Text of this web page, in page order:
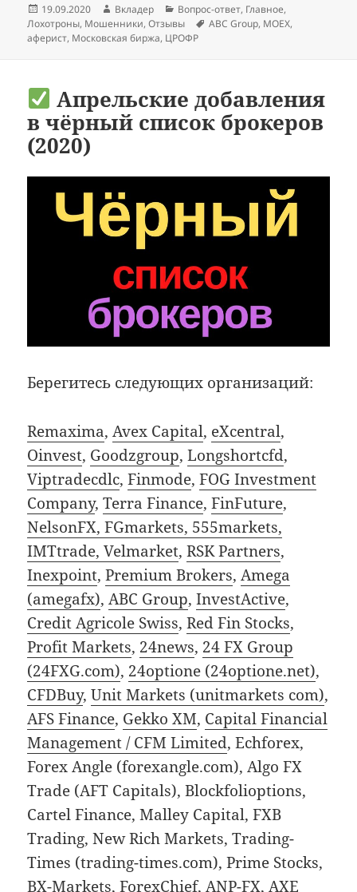
Опубликовано
19.09.2020 Автор
Вкладер Рубрики
Вопрос-ответ, Главное,
Лохотроны, Мошенники,Отзывы Метки
ABC Group, MOEX,
аферист, Московская биржа, ЦРОФР
Апрельские добавления
в чёрный список брокеров
(2020)
Берегитесь следующих организаций:
Remaxima,Avex Capital, eXcentral,
Oinvest, Goodzgroup,Longshortcfd,
Viptradecdlc,Finmode,FOG Investment
Company,Terra Finance,FinFuture,
NelsonFX, FGmarkets, 555markets,
IMTtrade, Velmarket,RSK Partners,
Inexpoint,Premium Brokers,Amega
(amegafx),ABC Group,InvestActive,
Credit Agricole Swiss,Red Fin Stocks,
Profit Markets, 24news, 24 FX Group
(24FXG.com), 24optione (24optione.net),
CFDBuy,Unit Markets (unitmarkets com),
AFS Finance, Gekko XM, Capital Financial
Management / CFM Limited, Echforex,
Forex Angle (forexangle.com), Algo FX
Trade (AFT Capitals), Blockfolioptions,
Cartel Finance, Malley Capital, FXB
Trading, New Rich Markets, Trading-
Times (trading-times.com), Prime Stocks,
BX-Markets, ForexChief, ANP-FX,AXE